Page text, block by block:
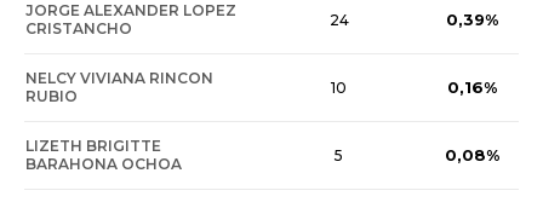
JORGE ALEXANDER LOPEZ
CRISTANCHO
24 0,39%
NELCY VIVIANA RINCON
RUBIO
10 0,16%
LIZETH BRIGITTE
BARAHONA OCHOA
5 0,08%